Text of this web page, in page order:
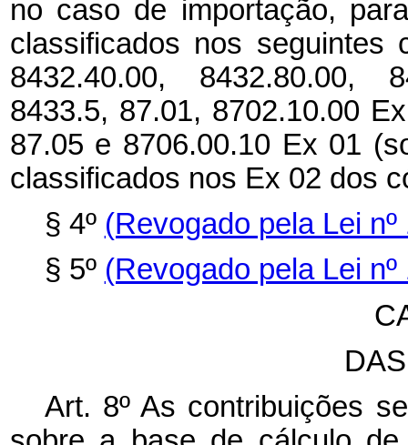
no caso de importação,
classificados nos seguintes
8432.40.00, 8432.80.00,
8433.5, 87.01, 8702.10.00
87.05 e 8706.00.10 Ex 01
classificados nos Ex 02 dos
§ 4º (Revogado pela Lei
§ 5º (Revogado pela Lei
Art. 8º As contribuições